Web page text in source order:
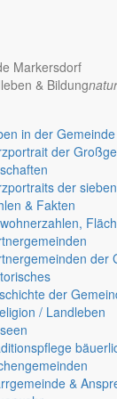
Markersdorf
& Bildung
in der Gemeinde
der
der
& Fakten
der
der
/ Landleben
&